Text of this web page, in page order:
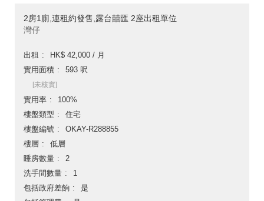
2房1廁,連租約發售,露台囍匯 2座出租單位
灣仔
出租
HK$ 42,000 / 月
實用面積
593 呎
[未核實]
實用率
100%
樓盤類型
住宅
樓盤編號
OKAY-R288855
樓層
低層
睡房數量
2
洗手間數量
1
包括政府差餉
是